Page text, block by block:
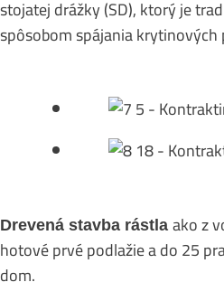
stojatej drážky (SD), ktorý je
spôsobom spájania krytinových
Drevená stavba rástla ako z
hotové prvé podlažie a do 25
dom.